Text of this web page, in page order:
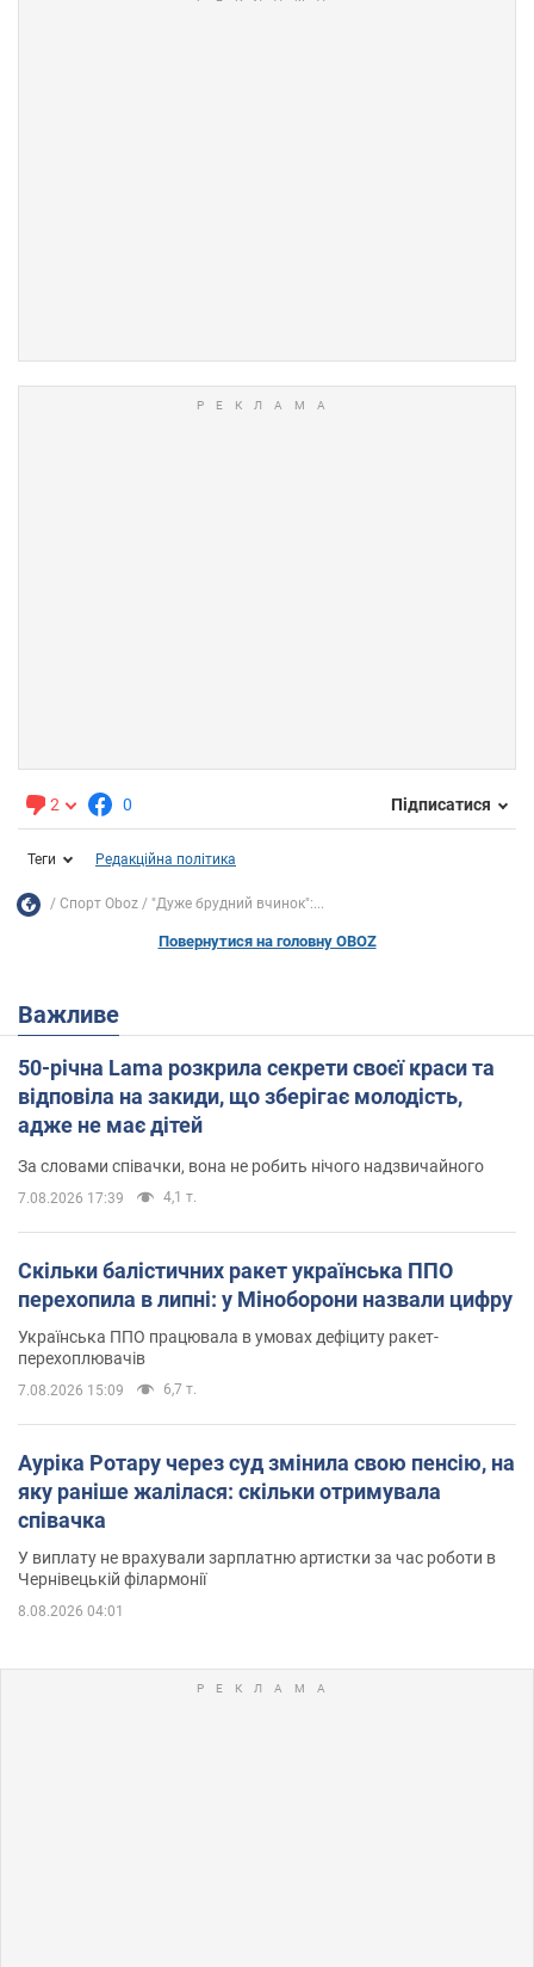
2 0 Підписатися
Теги Редакційна політика
Спорт Oboz "Дуже брудний вчинок":...
Повернутися на головну OBOZ
Важливе
50-річна Lama розкрила секрети своєї краси та
відповіла на закиди, що зберігає молодість,
адже не має дітей
За словами співачки, вона не робить нічого надзвичайного
7.08.2026 17:39 4,1 т.
Скільки балістичних ракет українська ППО
перехопила в липні: у Міноборони назвали цифру
Українська ППО працювала в умовах дефіциту ракет-
перехоплювачів
7.08.2026 15:09 6,7 т.
Ауріка Ротару через суд змінила свою пенсію, на
яку раніше жалілася: скільки отримувала
співачка
У виплату не врахували зарплатню артистки за час роботи в
Чернівецькій філармонії
8.08.2026 04:01